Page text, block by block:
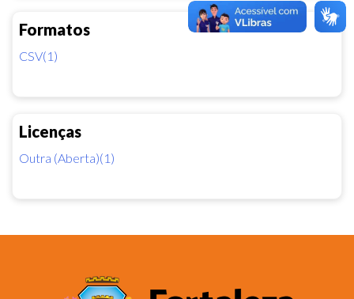
Formatos
CSV(1)
Licenças
Outra (Aberta)(1)